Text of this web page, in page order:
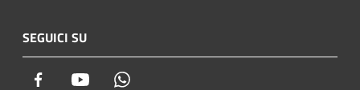
SEGUICI SU
Facebook Youtube